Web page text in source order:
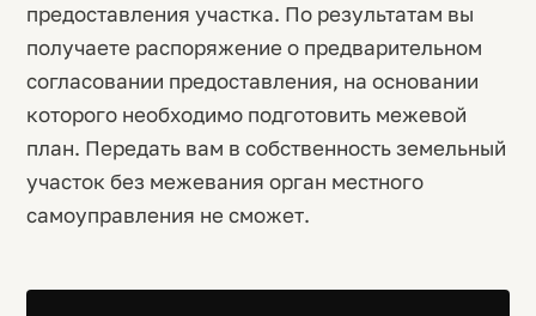
предоставления участка. По результатам вы
получаете распоряжение о предварительном
согласовании предоставления, на основании
которого необходимо подготовить межевой
план. Передать вам в собственность земельный
участок без межевания орган местного
самоуправления не сможет.